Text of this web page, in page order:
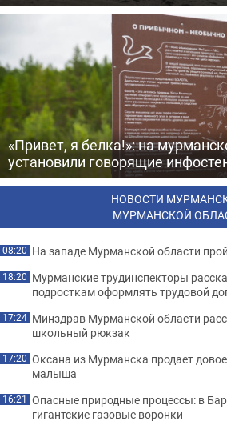
«Привет, я белка!»: на
установили говорящие
НОВОСТИ
МУРМАНСКОЙ
08:20 На западе Мурманской области
18:20 Мурманские трудинспекторы
подросткам оформлять трудовой
17:24 Минздрав Мурманской области
школьный рюкзак
17:20 Оксана из Мурманска продает
малыша
16:21 Опасные природные процессы: в
гигантские газовые воронки